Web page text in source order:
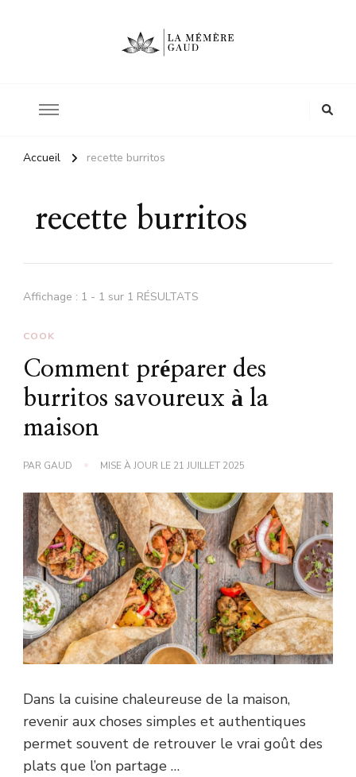
Accueil recette burritos
recette burritos
Affichage : 1 - 1 sur 1 RÉSULTATS
COOK
Comment préparer des
burritos savoureux à la
maison
PAR GAUD MISE À JOUR LE 21 JUILLET 2025
Dans la cuisine chaleureuse de la maison,
revenir aux choses simples et authentiques
permet souvent de retrouver le vrai goût des
plats que l’on partage …